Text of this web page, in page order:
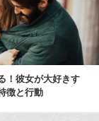
！彼女が大好きす
徴と行動